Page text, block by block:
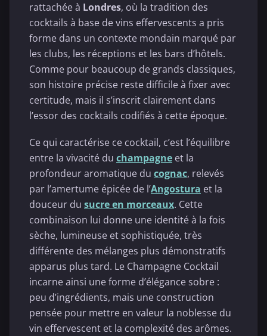
rattachée à Londres, où la tradition des
cocktails à base de vins effervescents a pris
forme dans un contexte mondain marqué par
les clubs, les réceptions et les bars d’hôtels.
Comme pour beaucoup de grands classiques,
son histoire précise reste difficile à fixer avec
certitude, mais il s’inscrit clairement dans
l’essor des cocktails codifiés à cette époque.
Ce qui caractérise ce cocktail, c’est l’équilibre
entre la vivacité du champagne et la
profondeur aromatique du cognac, relevés
par l’amertume épicée de l’Angostura et la
douceur du sucre en morceaux. Cette
combinaison lui donne une identité à la fois
sèche, lumineuse et sophistiquée, très
différente des mélanges plus démonstratifs
apparus plus tard. Le Champagne Cocktail
incarne ainsi une forme d’élégance sobre :
peu d’ingrédients, mais une construction
pensée pour mettre en valeur la noblesse du
vin effervescent et la complexité des arômes.